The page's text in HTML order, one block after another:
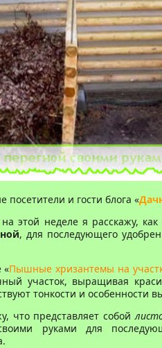
и гости блога «
этой неделе я расскажу,
, для последующего
«Пышные хризантемы на
участок, выращивая
тонкости и особенности
что представляет собой
руками для